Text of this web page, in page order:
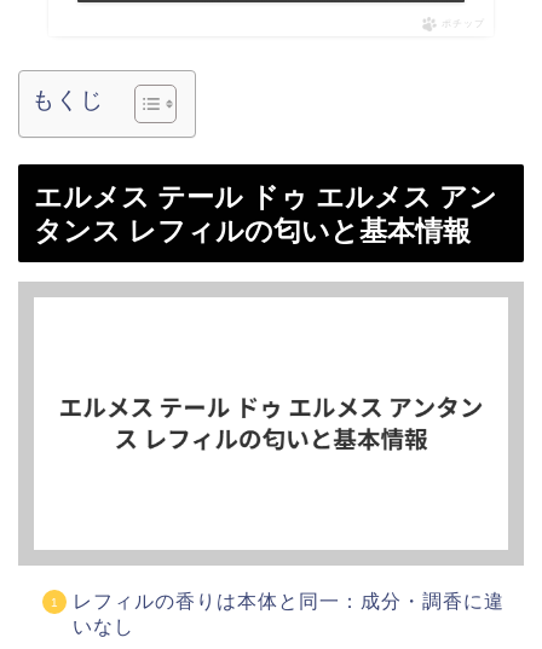
ポチップ
もくじ
エルメス テール ドゥ エルメス アン
タンス レフィルの匂いと基本情報
レフィルの香りは本体と同一：成分・調香に違
いなし